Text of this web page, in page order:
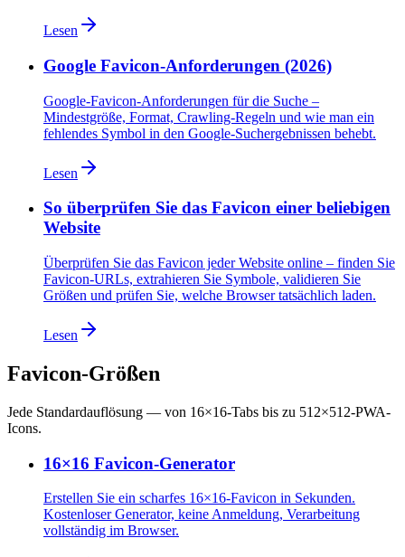
Lesen
Google Favicon-Anforderungen (2026)
Google-Favicon-Anforderungen für die Suche –
Mindestgröße, Format, Crawling-Regeln und wie man ein
fehlendes Symbol in den Google-Suchergebnissen behebt.
Lesen
So überprüfen Sie das Favicon einer beliebigen
Website
Überprüfen Sie das Favicon jeder Website online – finden Sie
Favicon-URLs, extrahieren Sie Symbole, validieren Sie
Größen und prüfen Sie, welche Browser tatsächlich laden.
Lesen
Favicon-Größen
Jede Standardauflösung — von 16×16-Tabs bis zu 512×512-PWA-
Icons.
16×16 Favicon-Generator
Erstellen Sie ein scharfes 16×16-Favicon in Sekunden.
Kostenloser Generator, keine Anmeldung, Verarbeitung
vollständig im Browser.